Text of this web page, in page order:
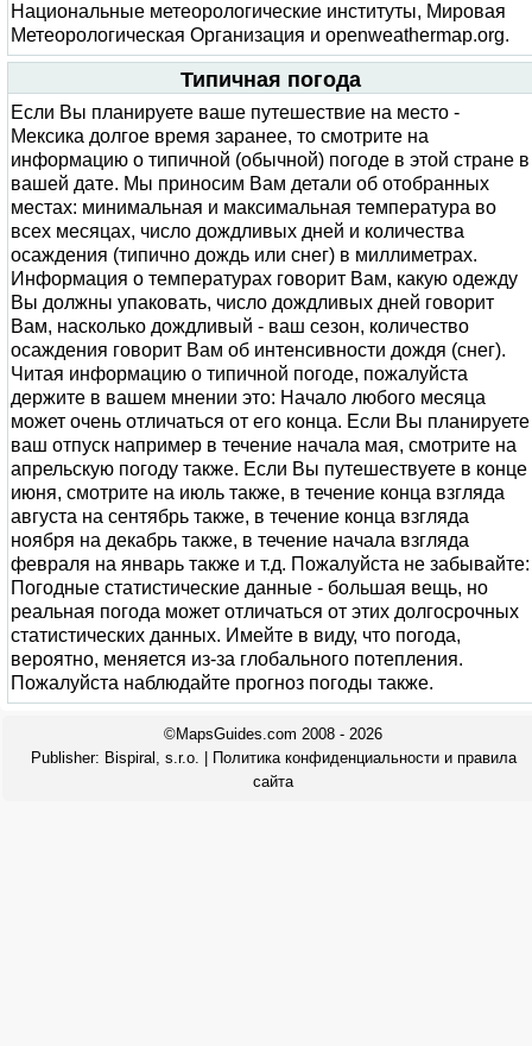
Национальные метеорологические институты, Мировая
Метеорологическая Организация и openweathermap.org.
Типичная погода
Если Вы планируете ваше путешествие на место -
Мексика долгое время заранее, то смотрите на
информацию о типичной (обычной) погоде в этой стране в
вашей дате. Мы приносим Вам детали об отобранных
местах: минимальная и максимальная температура во
всех месяцах, число дождливых дней и количества
осаждения (типично дождь или снег) в миллиметрах.
Информация о температурах говорит Вам, какую одежду
Вы должны упаковать, число дождливых дней говорит
Вам, насколько дождливый - ваш сезон, количество
осаждения говорит Вам об интенсивности дождя (снег).
Читая информацию о типичной погоде, пожалуйста
держите в вашем мнении это: Начало любого месяца
может очень отличаться от его конца. Если Вы планируете
ваш отпуск например в течение начала мая, смотрите на
апрельскую погоду также. Если Вы путешествуете в конце
июня, смотрите на июль также, в течение конца взгляда
августа на сентябрь также, в течение конца взгляда
ноября на декабрь также, в течение начала взгляда
февраля на январь также и т.д. Пожалуйста не забывайте:
Погодные статистические данные - большая вещь, но
реальная погода может отличаться от этих долгосрочных
статистических данных. Имейте в виду, что погода,
вероятно, меняется из-за глобального потепления.
Пожалуйста наблюдайте прогноз погоды также.
©MapsGuides.com 2008 - 2026
Publisher: Bispiral, s.r.o.
Политика конфиденциальности и правила
сайта